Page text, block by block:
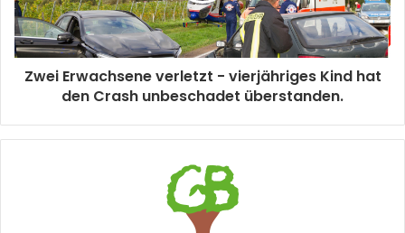
Zwei Erwachsene verletzt - vierjähriges Kind hat
den Crash unbeschadet überstanden.